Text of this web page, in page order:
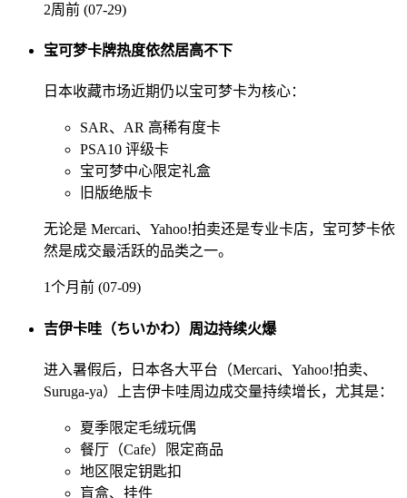
2周前 (07-29)
宝可梦卡牌热度依然居高不下
日本收藏市场近期仍以宝可梦卡为核心：
SAR、AR 高稀有度卡
PSA10 评级卡
宝可梦中心限定礼盒
旧版绝版卡
无论是 Mercari、Yahoo!拍卖还是专业卡店，宝可梦卡依
然是成交最活跃的品类之一。
1个月前 (07-09)
吉伊卡哇（ちいかわ）周边持续火爆
进入暑假后，日本各大平台（Mercari、Yahoo!拍卖、
Suruga-ya）上吉伊卡哇周边成交量持续增长，尤其是：
夏季限定毛绒玩偶
餐厅（Cafe）限定商品
地区限定钥匙扣
盲盒、挂件